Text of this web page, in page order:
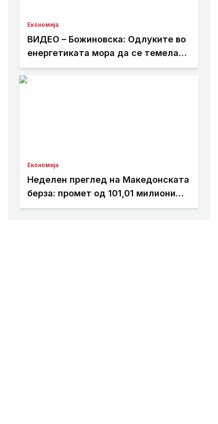
Економија
ВИДЕО – Божиновска: Одлуките во
енергетиката мора да се темелат
на факти, анализи и стручно
Економија
Неделен преглед на Македонската
берза: промет од 101,01 милиони
денари, најтргувани акциите на